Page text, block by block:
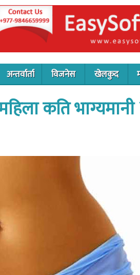
अन्तर्वार्ता विजनेस खेलकुद
कति भाग्यमानी